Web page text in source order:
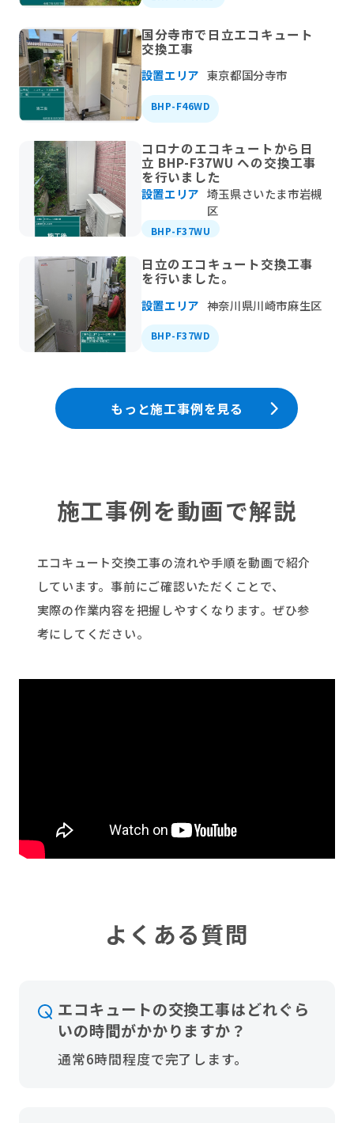
国分寺市で日立エコキュート
交換工事
設置エリア 東京都国分寺市
BHP-F46WD
コロナのエコキュートから日
立 BHP-F37WU への交換工事
を行いました
設置エリア 埼玉県さいたま市岩槻
区
BHP-F37WU
日立のエコキュート交換工事
を行いました。
設置エリア 神奈川県川崎市麻生区
BHP-F37WD
もっと施工事例を見る
施工事例を動画で解説
エコキュート交換工事の流れや手順を動画で紹介
しています。事前にご確認いただくことで、
実際の作業内容を把握しやすくなります。ぜひ参
考にしてください。
よくある質問
エコキュートの交換工事はどれぐら
いの時間がかかりますか？
通常6時間程度で完了します。